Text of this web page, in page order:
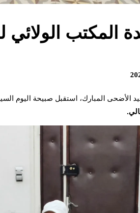
المكتب الولائي
الأضحى المبارك، استقبل صبيحة اليوم